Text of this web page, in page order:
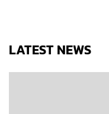
LATEST NEWS